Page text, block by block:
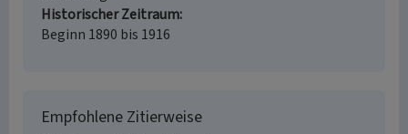
Historischer Zeitraum
Beginn 1890 bis 1916
Empfohlene Zitierweise